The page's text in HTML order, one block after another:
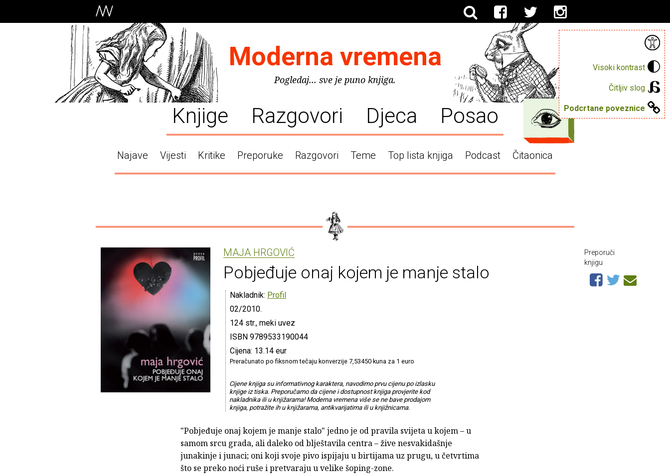
Visoki kontrast
Čitljiv slog
Podcrtane poveznice
Moderna vremena
Pogledaj... sve je puno knjiga.
Knjige Razgovori Djeca Posao
Najave Vijesti Kritike Preporuke Razgovori Teme Top lista knjiga Podcast Čitaonica
MAJA HRGOVIĆ
Pobjeđuje onaj kojem je manje stalo
Nakladnik: Profil
02/2010.
124 str., meki uvez
ISBN 9789533190044
Cijena: 13.14 eur
Preračunato po fiksnom tečaju konverzije 7,53450 kuna za 1 euro
Cijene knjiga su informativnog karaktera, navodimo prvu cijenu po izlasku
knjige iz tiska. Preporučamo da cijene i dostupnost knjiga provjerite kod
nakladnika ili u knjižarama! Moderna vremena više se ne bave prodajom
knjiga, potražite ih u knjižarama, antikvarijatima ili u knjižnicama.
"Pobjeđuje onaj kojem je manje stalo" jedno je od pravila svijeta u kojem – u
samom srcu grada, ali daleko od blještavila centra – žive nesvakidašnje
junakinje i junaci; oni koji svoje pivo ispijaju u birtijama uz prugu, u četvrtima
što se preko noći ruše i pretvaraju u velike šoping-zone.
Preporuči
knjigu